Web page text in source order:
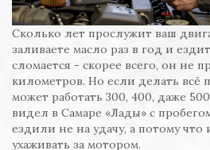
Сколько лет прослужит ваш
заливаете масло раз в год и
сломается - скорее всего, он не
километров. Но если делать всё
может работать 300, 400, даже
видел в Самаре «Лады» с
ездили не на удачу, а потому что
ухаживать за мотором.